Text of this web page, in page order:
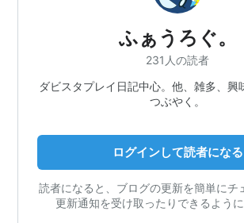
ふぁうろぐ。
231人の読者
ダビスタプレイ日記中心。他、雑多、興
つぶやく。
ログインして読者になる
読者になると、ブログの更新を簡単にチ
更新通知を受け取ったりできるように